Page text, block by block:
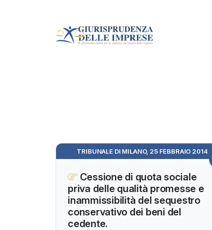
TRIBUNALE DI MILANO, 25 FEBBRAIO 2014
Cessione di quota sociale
priva delle qualità promesse e
inammissibilità del sequestro
conservativo dei beni del
cedente.